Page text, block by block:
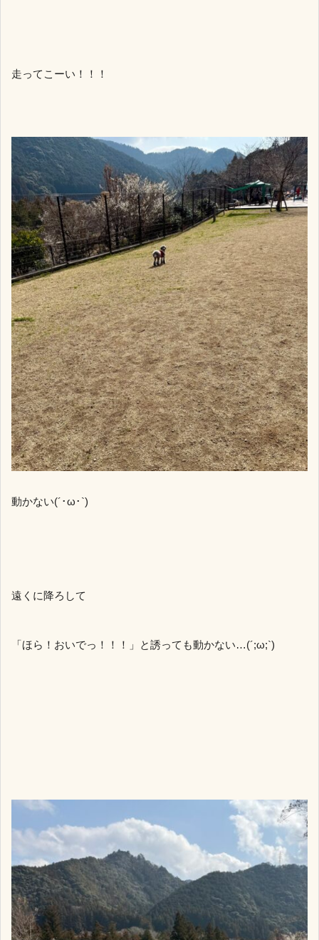
走ってこーい！！！
動かない(´･ω･`)
遠くに降ろして
「ほら！おいでっ！！！」と誘っても動かない…(´;ω;`)